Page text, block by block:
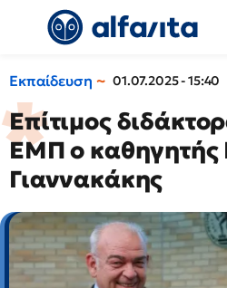
Εκπαίδευση 01.07.2025 - 15:40
Επίτιμος
ΕΜΠ ο καθηγητής
Γιαννακάκης